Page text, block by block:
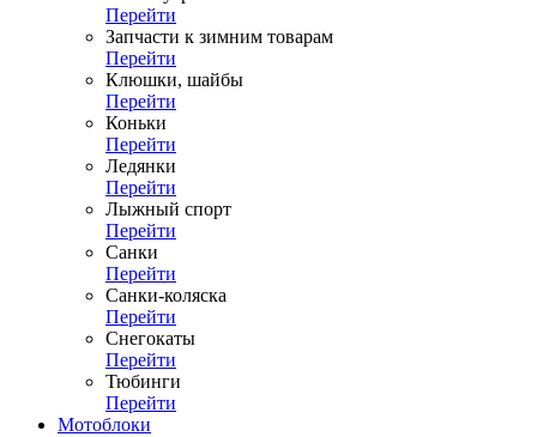
Перейти
Запчасти к зимним товарам
Перейти
Клюшки, шайбы
Перейти
Коньки
Перейти
Ледянки
Перейти
Лыжный спорт
Перейти
Санки
Перейти
Санки-коляска
Перейти
Снегокаты
Перейти
Тюбинги
Перейти
Мотоблоки